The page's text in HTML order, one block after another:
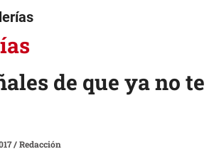
de que ya no te
/Redacción